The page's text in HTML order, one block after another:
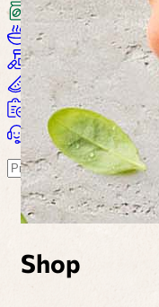
Kaffee
Suppen
Nahrungsergänzung
Wohlbefinden
Alle Produkte...
Warenkorb
Shop